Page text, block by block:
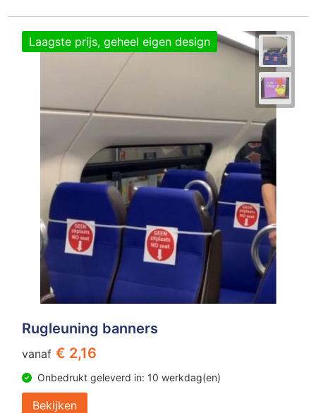
Laagste prijs, geheel eigen design
Rugleuning banners
vanaf € 2,16
Onbedrukt geleverd in: 10 werkdag(en)
Bekijken